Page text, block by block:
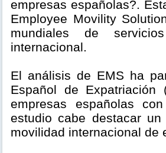
empresas españolas?.
Employee Movility
mundiales de
internacional.
El análisis de EMS ha
Español de
empresas españolas
estudio cabe destacar
movilidad internacional de